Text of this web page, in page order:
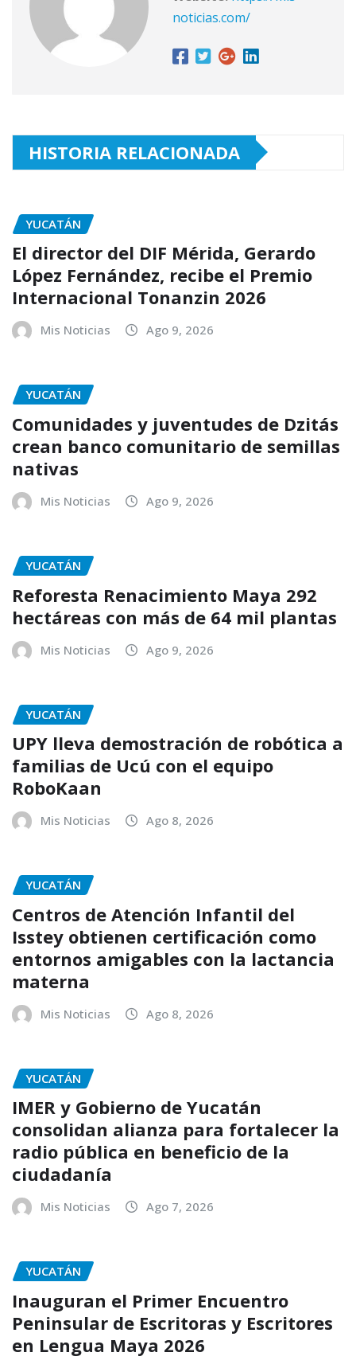
noticias.com/
HISTORIA RELACIONADA
YUCATÁN
El director del DIF Mérida, Gerardo
López Fernández, recibe el Premio
Internacional Tonanzin 2026
Mis Noticias Ago 9, 2026
YUCATÁN
Comunidades y juventudes de Dzitás
crean banco comunitario de semillas
nativas
Mis Noticias Ago 9, 2026
YUCATÁN
Reforesta Renacimiento Maya 292
hectáreas con más de 64 mil plantas
Mis Noticias Ago 9, 2026
YUCATÁN
UPY lleva demostración de robótica a
familias de Ucú con el equipo
RoboKaan
Mis Noticias Ago 8, 2026
YUCATÁN
Centros de Atención Infantil del
Isstey obtienen certificación como
entornos amigables con la lactancia
materna
Mis Noticias Ago 8, 2026
YUCATÁN
IMER y Gobierno de Yucatán
consolidan alianza para fortalecer la
radio pública en beneficio de la
ciudadanía
Mis Noticias Ago 7, 2026
YUCATÁN
Inauguran el Primer Encuentro
Peninsular de Escritoras y Escritores
en Lengua Maya 2026